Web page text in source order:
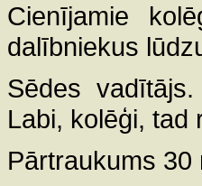
Cienījamie
dalībniekus
Sēdes
Labi, kolēģi, tad
Pārtraukums 30